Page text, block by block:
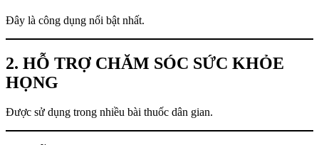
Đây là công dụng nổi bật nhất.
2. HỖ TRỢ CHĂM SÓC SỨC KHỎE
HỌNG
Được sử dụng trong nhiều bài thuốc dân gian.